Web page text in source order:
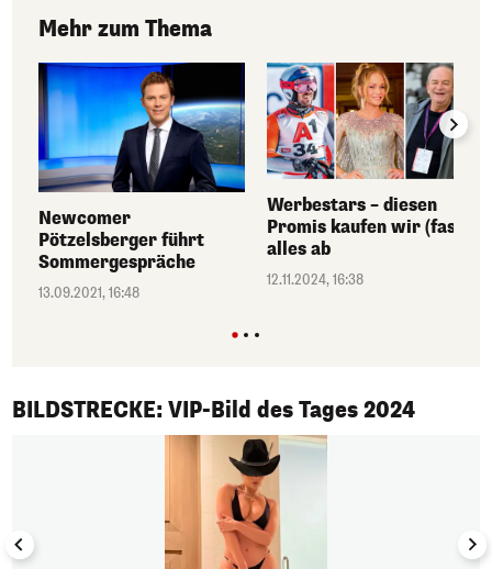
Mehr zum Thema
Newcomer
Pötzelsberger führt
Sommergespräche
13.09.2021, 16:48
Werbestars – diesen
Promis kaufen wir (fast)
alles ab
12.11.2024, 16:38
BILDSTRECKE: VIP-Bild des Tages 2024
1/50